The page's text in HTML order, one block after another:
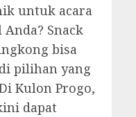
untuk acara
Anda? Snack
bisa
pilihan yang
Kulon Progo,
dapat